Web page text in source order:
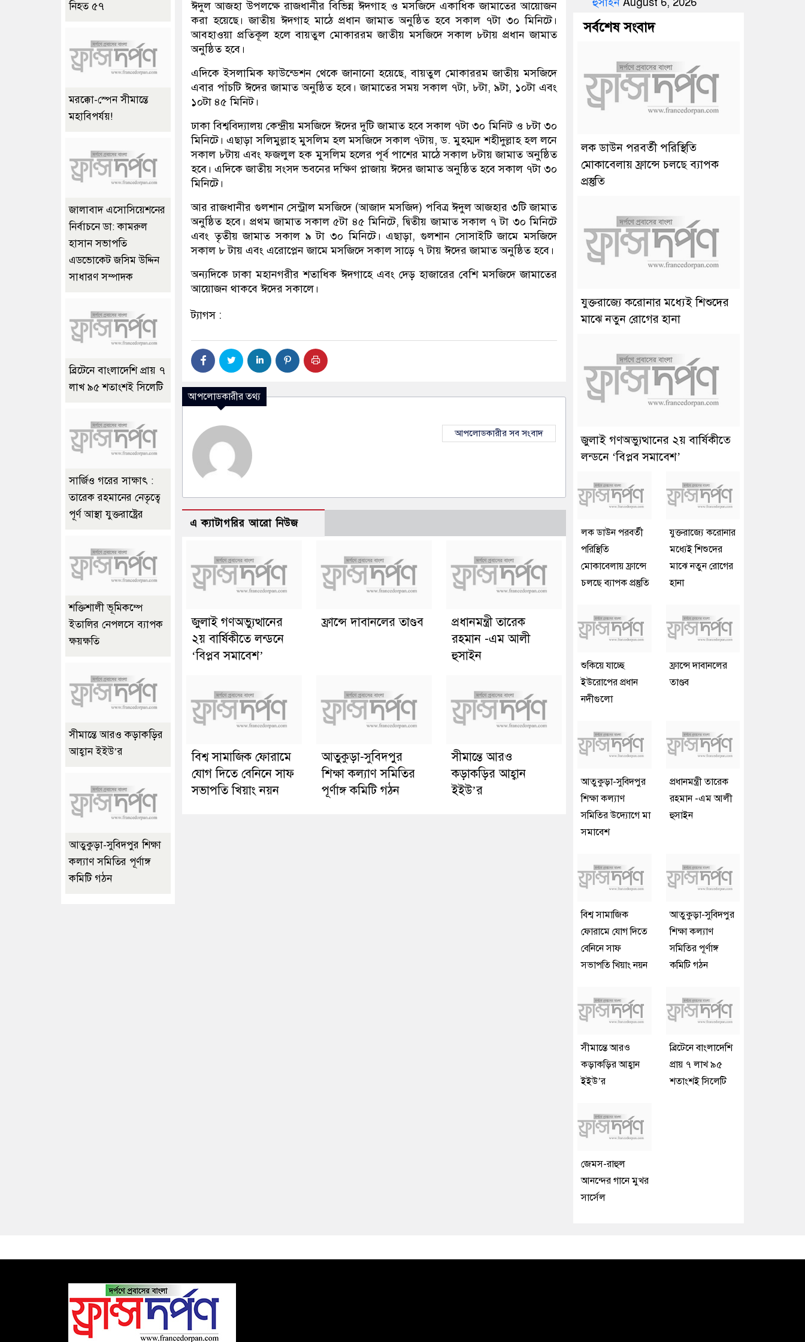
ঈদুল আজহা উপলক্ষে রাজধানীর বিভিন্ন ঈদগাহ ও মসজিদে একাধিক জামাতের আয়োজন
করা হয়েছে। জাতীয় ঈদগাহ মাঠে প্রধান জামাত অনুষ্ঠিত হবে সকাল ৭টা ৩০ মিনিটে।
আবহাওয়া প্রতিকূল হলে বায়তুল মোকাররম জাতীয় মসজিদে সকাল ৮টায় প্রধান জামাত
অনুষ্ঠিত হবে।
এদিকে ইসলামিক ফাউন্ডেশন থেকে জানানো হয়েছে, বায়তুল মোকাররম জাতীয় মসজিদে
এবার পাঁচটি ঈদের জামাত অনুষ্ঠিত হবে। জামাতের সময় সকাল ৭টা, ৮টা, ৯টা, ১০টা এবং
১০টা ৪৫ মিনিট।
ঢাকা বিশ্ববিদ্যালয় কেন্দ্রীয় মসজিদে ঈদের দুটি জামাত হবে সকাল ৭টা ৩০ মিনিট ও ৮টা ৩০
মিনিটে। এছাড়া সলিমুল্লাহ মুসলিম হল মসজিদে সকাল ৭টায়, ড. মুহম্মদ শহীদুল্লাহ হল লনে
সকাল ৮টায় এবং ফজলুল হক মুসলিম হলের পূর্ব পাশের মাঠে সকাল ৮টায় জামাত অনুষ্ঠিত
হবে। এদিকে জাতীয় সংসদ ভবনের দক্ষিণ প্লাজায় ঈদের জামাত অনুষ্ঠিত হবে সকাল ৭টা ৩০
মিনিটে।
আর রাজধানীর গুলশান সেন্ট্রাল মসজিদে (আজাদ মসজিদ) পবিত্র ঈদুল আজহার ৩টি জামাত
অনুষ্ঠিত হবে। প্রথম জামাত সকাল ৫টা ৪৫ মিনিটে, দ্বিতীয় জামাত সকাল ৭ টা ৩০ মিনিটে
এবং তৃতীয় জামাত সকাল ৯ টা ৩০ মিনিটে। এছাড়া, গুলশান সোসাইটি জামে মসজিদে
সকাল ৮ টায় এবং এরোপ্লেন জামে মসজিদে সকাল সাড়ে ৭ টায় ঈদের জামাত অনুষ্ঠিত হবে।
অন্যদিকে ঢাকা মহানগরীর শতাধিক ঈদগাহে এবং দেড় হাজারের বেশি মসজিদে জামাতের
আয়োজন থাকবে ঈদের সকালে।
ট্যাগস :
আপলোডকারীর তথ্য
আপলোডকারীর সব সংবাদ
এ ক্যাটাগরির আরো নিউজ
জুলাই গণঅভ্যুত্থানের
২য় বার্ষিকীতে লন্ডনে
‘বিপ্লব সমাবেশ’
ফ্রান্সে দাবানলের তাণ্ডব
প্রধানমন্ত্রী তারেক
রহমান -এম আলী
হুসাইন
বিশ্ব সামাজিক ফোরামে
যোগ দিতে বেনিনে সাফ
সভাপতি খিয়াং নয়ন
আতুকুড়া-সুবিদপুর
শিক্ষা কল্যাণ সমিতির
পূর্ণাঙ্গ কমিটি গঠন
সীমান্তে আরও
কড়াকড়ির আহ্বান
ইইউ’র
নিহত ৫৭
মরক্কো-স্পেন সীমান্তে
মহাবিপর্যয়!
জালাবাদ এসোসিয়েশনের
নির্বাচনে ডা: কামরুল
হাসান সভাপতি
এডভোকেট জসিম উদ্দিন
সাধারণ সম্পাদক
ব্রিটেনে বাংলাদেশি প্রায় ৭
লাখ ৯৫ শতাংশই সিলেটি
সার্জিও গরের সাক্ষাৎ :
তারেক রহমানের নেতৃত্বে
পূর্ণ আস্থা যুক্তরাষ্ট্রের
শক্তিশালী ভূমিকম্পে
ইতালির নেপলসে ব্যাপক
ক্ষয়ক্ষতি
সীমান্তে আরও কড়াকড়ির
আহ্বান ইইউ’র
আতুকুড়া-সুবিদপুর শিক্ষা
কল্যাণ সমিতির পূর্ণাঙ্গ
কমিটি গঠন
সর্বশেষ সংবাদ
লক ডাউন পরবর্তী পরিস্থিতি
মোকাবেলায় ফ্রান্সে চলছে ব্যাপক
প্রস্তুতি
যুক্তরাজ্যে করোনার মধ্যেই শিশুদের
মাঝে নতুন রোগের হানা
জুলাই গণঅভ্যুত্থানের ২য় বার্ষিকীতে
লন্ডনে ‘বিপ্লব সমাবেশ’
লক ডাউন পরবর্তী
পরিস্থিতি
মোকাবেলায় ফ্রান্সে
চলছে ব্যাপক প্রস্তুতি
যুক্তরাজ্যে করোনার
মধ্যেই শিশুদের
মাঝে নতুন রোগের
হানা
শুকিয়ে যাচ্ছে
ইউরোপের প্রধান
নদীগুলো
ফ্রান্সে দাবানলের
তাণ্ডব
আতুকুড়া-সুবিদপুর
শিক্ষা কল্যাণ
সমিতির উদ্যোগে মা
সমাবেশ
প্রধানমন্ত্রী তারেক
রহমান -এম আলী
হুসাইন
বিশ্ব সামাজিক
ফোরামে যোগ দিতে
বেনিনে সাফ
সভাপতি খিয়াং নয়ন
আতুকুড়া-সুবিদপুর
শিক্ষা কল্যাণ
সমিতির পূর্ণাঙ্গ
কমিটি গঠন
সীমান্তে আরও
কড়াকড়ির আহ্বান
ইইউ’র
ব্রিটেনে বাংলাদেশি
প্রায় ৭ লাখ ৯৫
শতাংশই সিলেটি
জেমস-রাহুল
আনন্দের গানে মুখর
সার্সেল